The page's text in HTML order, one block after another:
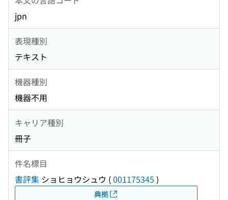
jpn
表現種別
テキスト
機器種別
機器不用
キャリア種別
冊子
件名標目
書評集 ショヒョウシュウ (001175345 )
典拠